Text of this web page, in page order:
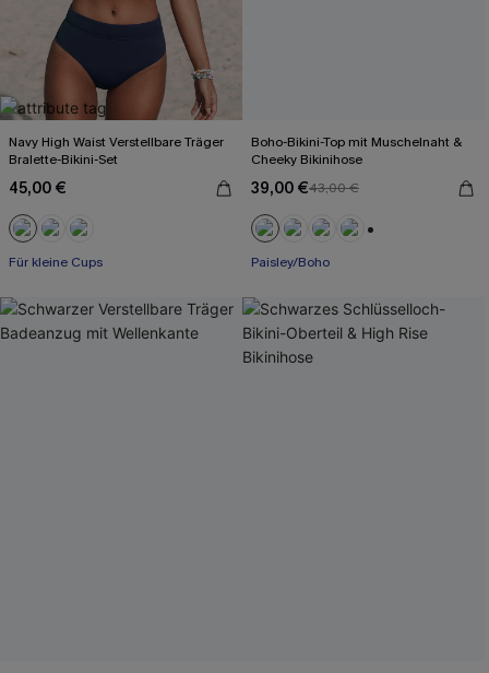
Navy High Waist Verstellbare Träger
Bralette-Bikini-Set
45,00 €
Für kleine Cups
Boho-Bikini-Top mit Muschelnaht &
Cheeky Bikinihose
39,00 €43,00 €
Paisley/Boho